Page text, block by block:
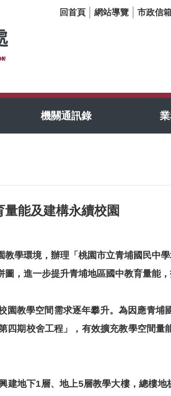
回首頁 網站導覽 市政信
機關通訊錄
能及建構永續校園
學環境，辦理「桃園市立青埔國民中
，進一步提升青埔地區國中教育量能，
園教學空間需求逐年攀升。為因應青
四期校舍工程」，有效擴充教學空間
建地下1層、地上5層教學大樓，總樓